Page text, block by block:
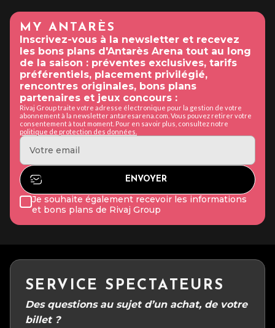
MY ANTARÈS
Inscrivez-vous à la newsletter et recevez
les bons plans d'Antarès Arena tout au long
de la saison : préventes exclusives, tarifs
préférentiels, placement privilégié,
rencontres originales, bons plans
partenaires et jeux concours :
Rivaj Group traite votre adresse électronique pour la gestion de votre
abonnement à la newsletter antaresarena.com. Vous pouvez retirer votre
consentement à tout moment. Pour en savoir plus, consultez notre
politique de protection des données.
Je souhaite également recevoir les informations
et bons plans de Rivaj Group
SERVICE SPECTATEURS
Des questions au sujet d’un achat, de votre
billet ?